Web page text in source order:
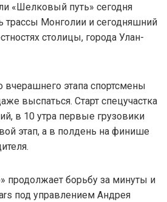
«Шелковый путь» сегодня
трассы Монголии и сегодняшний
столицы, города Улан-
вчерашнего этапа спортсмены
выспаться. Старт спецучастка
в 10 утра первые грузовики
этап, а в полдень на финише
продолжает борьбу за минуты и
под управлением Андрея